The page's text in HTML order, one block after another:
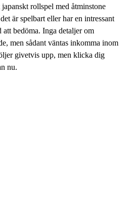
rollspel med åtminstone
är spelbart eller har en intressant
bedöma. Inga detaljer om
men sådant väntas inkomma inom
givetvis upp, men klicka dig
nu.